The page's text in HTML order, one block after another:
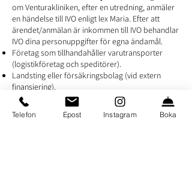
om Venturakliniken, efter en utredning, anmäler
en händelse till IVO enligt lex Maria. Efter att
ärendet/anmälan är inkommen till IVO behandlar
IVO dina personuppgifter för egna ändamål.
Företag som tillhandahåller varutransporter
(logistikföretag och speditörer).
Landsting eller försäkringsbolag (vid extern
finansiering).
Banker, betaltjänstleverantörer och kreditföretag
Facebook, Instagram och YouTube.
Vid beslut om remiss till en annan mottagning
Telefon Epost Instagram Boka